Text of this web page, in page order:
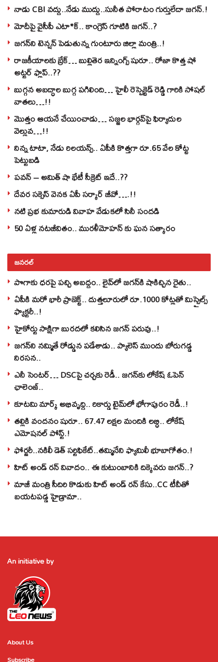
నాడు CBI వద్దు..నేడు ముద్దు..సునీత పోరాటం గుర్తులేదా జగన్.!
మోదీపై వైసీపీ ఎటా*క్.. కాంగ్రెస్ గూటికి జగన్..?
జగన్‌ని టెన్షన్‌ పెడుతున్న గుంటూరు జిల్లా మంత్రి..!
రాజకీయాలకు బ్రేక్… బుల్లితెర ఇన్నింగ్స్ షురూ.. రోజా కొత్త షో
అట్టర్ ఫ్లాప్..??
బుగ్గన అబద్ధాల బుగ్గ పగిలింది… హైలీ రెస్పెక్టెడ్‌ రెడ్డి గారికి సోషల్‌
వాతలు…!!
మొత్తం ఆయనే చేయించాడు… సజ్జల భార్గవ్‌పై ఫిర్యాదుల
వెల్లువ…!!
నిన్న టాటా, నేడు రిలయన్స్.. ఏపీకి కొత్తగా రూ.65 వేల కోట్ట
పెట్టుబడి
పవన్‌ – అమిత్‌ షా భేటీ సీక్రెట్‌ ఇదే..??
దేవర సక్సెస్‌ వెనక ఏపీ సర్కార్‌ జీవో….!!
నటి ప్రభ కుమారుడి వివాహ వేడుకలో సినీ సందడి
50 ఏళ్ల నటజీవితం.. మురళీమోహన్ కు ఘన సత్కారం
జనరల్
పొగాకు ధరపై పచ్చి అబద్దం.. లైవ్‌లో జగన్‌కి షాకిచ్చిన రైతు..
ఏపీకి మరో భారీ ప్రాజెక్ట్.. దుత్తలూరులో రూ.1000 కోట్లతో మిస్సైల్స్
ఫ్యాక్టరీ..!
హైకోర్టు సాక్షిగా బురదలో కలిసిన జగన్ పరువు..!
జగన్‌ని నమ్మితే రోడ్డున పడేశాడు.. ప్యాలెస్‌ ముందు బోరుగడ్డ
నిరసన..
ఎనీ సెంటర్‌… DSCపై చర్చకు రెడీ.. జగన్‌కు లోకేష్‌ ఓపెన్
ఛాలెంజ్..
కూటమి మార్క్ అభివృద్ధి.. రికార్డు టైమ్‌లో భోగాపురం రెడీ..!
తల్లికి వందనం షురూ.. 67.47 లక్షల మందికి లబ్ధి.. లోకేష్‌
ఎమోషనల్ పోస్ట్‌.!
ఫోర్జరీ..నకిలీ డెత్ సర్టిఫికేట్..తమ్మినేని ఫ్యామిలీ భూబాగోతం.!
హిట్ అండ్ రన్ వివాదం.. ఈ కుటుంబానికి దిక్కెవరు జగన్..?
మాజీ మంత్రి సీదిరి కొడుకు హిట్ అండ్ రన్ కేసు..CC టీవీతో
బయటపడ్డ హైడ్రామా..
An initiative by
About Us